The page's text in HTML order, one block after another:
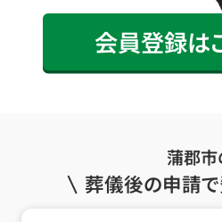
会員登録は
蒲郡市
葬儀後の申請